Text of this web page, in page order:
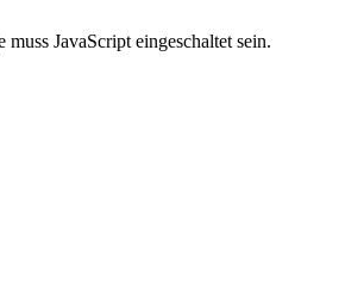
JavaScript eingeschaltet sein.